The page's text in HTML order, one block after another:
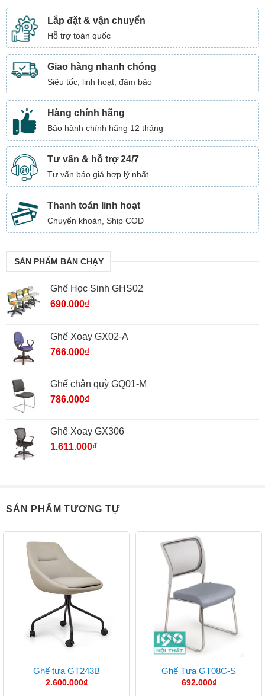
Lắp đặt & vận chuyển
Hỗ trợ toàn quốc
Giao hàng nhanh chóng
Siêu tốc, linh hoạt, đảm bảo
Hàng chính hãng
Bảo hành chính hãng 12 tháng
Tư vấn & hỗ trợ 24/7
Tư vấn báo giá hợp lý nhất
Thanh toán linh hoạt
Chuyển khoản, Ship COD
SẢN PHẨM BÁN CHẠY
Ghế Học Sinh GHS02
690.000₫
Ghế Xoay GX02-A
766.000₫
Ghế chân quỳ GQ01-M
786.000₫
Ghế Xoay GX306
1.611.000₫
SẢN PHẨM TƯƠNG TỰ
Ghế tựa GT243B
2.600.000₫
Ghế Tựa GT08C-S
692.000₫